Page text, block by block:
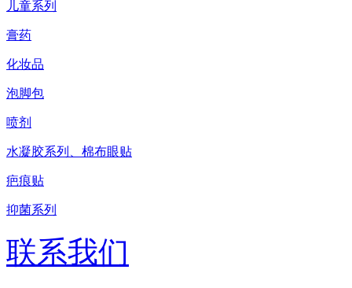
儿童系列
膏药
化妆品
泡脚包
喷剂
水凝胶系列、棉布眼贴
疤痕贴
抑菌系列
联系我们